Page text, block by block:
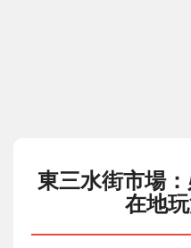
東三水街市場
在地